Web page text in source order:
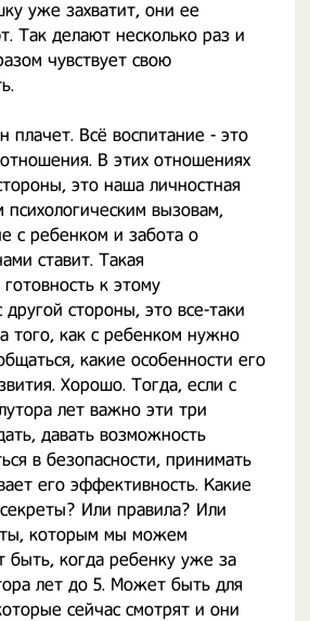
уже захватит, они ее
Так делают несколько раз и
чувствует свою
плачет. Всё воспитание - это
В этих отношениях
это наша личностная
психологическим вызовам,
с ребенком и забота о
ставит. Такая
готовность к этому
стороны, это все-таки
того, как с ребенком нужно
какие особенности его
Хорошо. Тогда, если с
лет важно эти три
давать возможность
в безопасности, принимать
его эффективность. Какие
Или правила? Или
которым мы можем
быть, когда ребенку уже за
лет до 5. Может быть для
сейчас смотрят и они